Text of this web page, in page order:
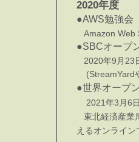
2020年度
●AWS勉強会
Amazon Web
●SBCオープ
2020年9月23
(StreamYard
●世界オープ
2021年3月6
東北経済産業
えるオンライ